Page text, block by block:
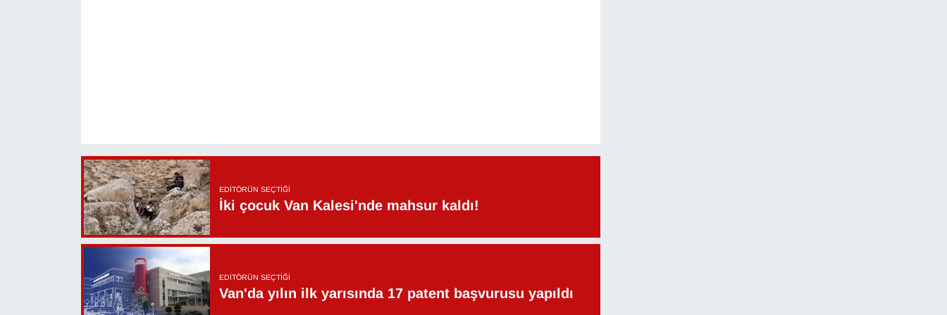
EDITÖRÜN SEÇTIĞI
İki çocuk Van Kalesi'nde mahsur kaldı!
EDITÖRÜN SEÇTIĞI
Van'da yılın ilk yarısında 17 patent başvurusu yapıldı